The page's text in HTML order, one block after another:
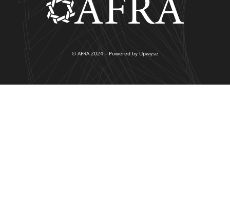
© AFRA 2024 – Powered by Upwyse